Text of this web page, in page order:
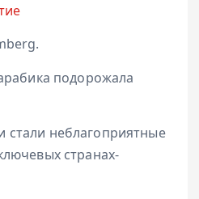
подорожала
неблагоприятные
странах-